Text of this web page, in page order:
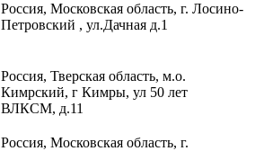
Россия, Московская область, г. Лосино-
Петровский , ул.Дачная д.1
Россия, Тверская область, м.о.
Кимрский, г Кимры, ул 50 лет
ВЛКСМ, д.11
Россия, Московская область, г.